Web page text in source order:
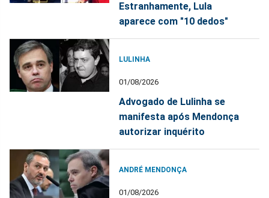
Estranhamente, Lula
aparece com "10 dedos"
LULINHA
01/08/2026
Advogado de Lulinha se
manifesta após Mendonça
autorizar inquérito
ANDRÉ MENDONÇA
01/08/2026